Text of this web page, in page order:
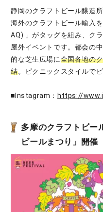
静岡のクラフトビール醸造
海外のクラフトビール輸入
AQ) 」がタッグを組み、ク
屋外イベントです。都会の
的な芝生広場に全国各地の
結。ピクニックスタイルで
■Instagram： https://
多摩のクラフトビー
ビールまつり 」開催